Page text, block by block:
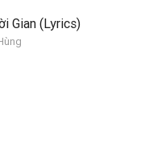
Gian (Lyrics)